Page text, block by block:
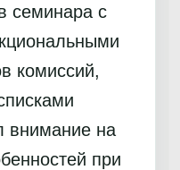
семинара с
комиссий,
внимание на
при